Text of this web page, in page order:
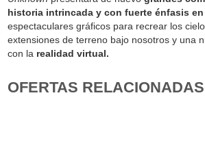
historia intrincada y con fuerte énfasis
espectaculares gráficos para recrear los
extensiones de terreno bajo nosotros y una
con la realidad virtual.
OFERTAS RELACIONADAS